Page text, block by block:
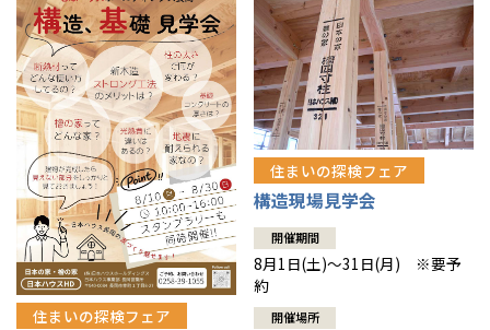
住まいの探検フェア
住まいの探検フェア
構造現場見学会
開催期間
8月1日(土)～31日(月) ※要予
約
開催場所